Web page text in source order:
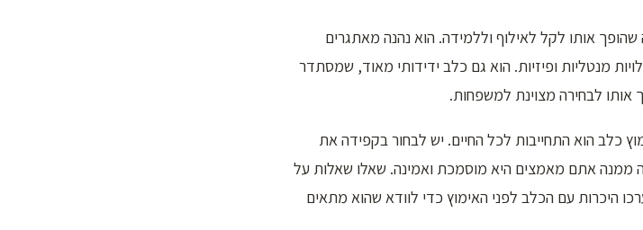
אותו לקל לאילוף וללמידה. הוא נהנה מאתגרים
מנטליות ופיזיות. הוא גם כלב ידידותי מאוד, שמסתדר
לבחירה מצוינת למשפחות.
כלב הוא התחייבות לכל החיים. יש לבחור בקפידה את
ממנה אתם מאמצים היא מוסמכת ואמינה. שאלו שאלות על
היכרות עם הכלב לפני האימוץ כדי לוודא שהוא מתאים